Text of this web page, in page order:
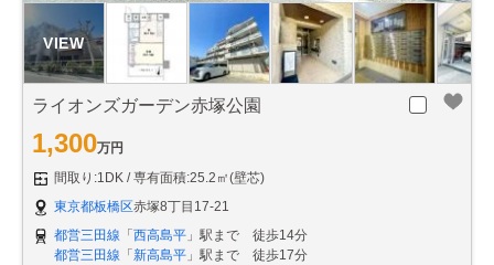
ライオンズガーデン赤塚公園
1,300万円
間取り:1DK
専有面積:25.2㎡(壁芯)
東京都板橋区赤塚8丁目17-21
都営三田線 「 西高島平 」駅まで 徒歩14分
都営三田線 「 新高島平 」駅まで 徒歩17分